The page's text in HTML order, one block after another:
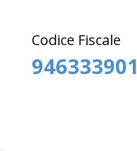
Codice Fiscale